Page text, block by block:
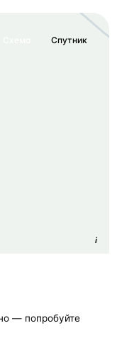
i
Спутник
— попробуйте